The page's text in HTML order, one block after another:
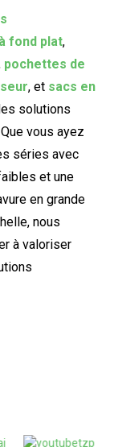
fond plat,
pochettes de
, et sacs en
solutions
vous ayez
séries avec
et une
en grande
nous
à valoriser